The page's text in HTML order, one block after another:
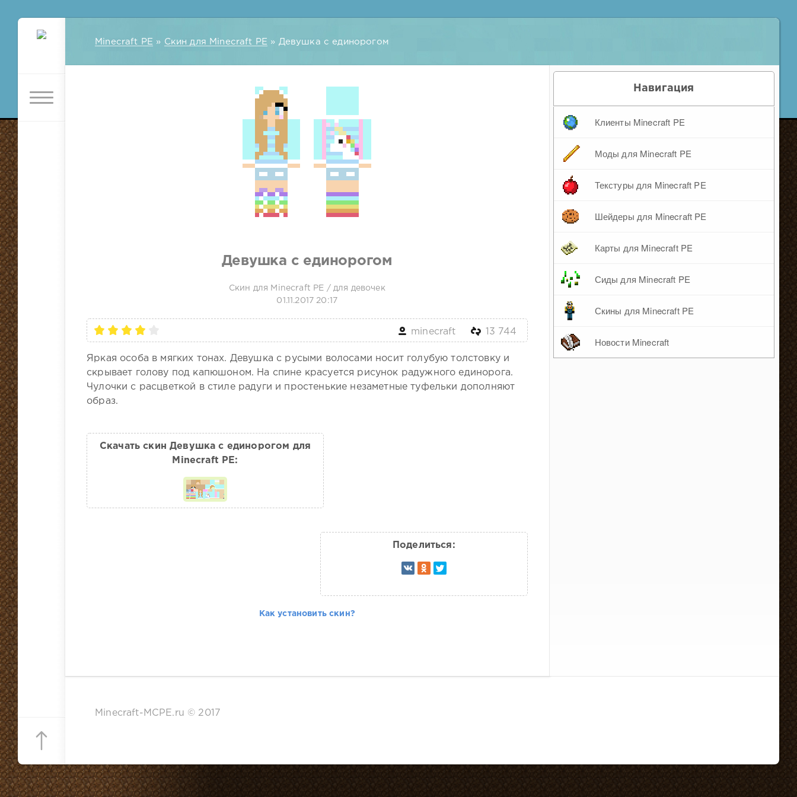
Minecraft PE » Скин для Minecraft PE » Девушка с единорогом
Девушка с единорогом
Скин для Minecraft PE / для девочек
01.11.2017 20:17
minecraft 13 744
Яркая особа в мягких тонах. Девушка с русыми волосами носит голубую толстовку и
скрывает голову под капюшоном. На спине красуется рисунок радужного единорога.
Чулочки с расцветкой в стиле радуги и простенькие незаметные туфельки дополняют
образ.
Скачать скин Девушка с единорогом для
Minecraft PE:
Поделиться:
Как установить скин?
Навигация
Клиенты Minecraft PE
Моды для Minecraft PE
Текстуры для Minecraft PE
Шейдеры для Minecraft PE
Карты для Minecraft PE
Сиды для Minecraft PE
Скины для Minecraft PE
Новости Minecraft
Minecraft-MCPE.ru © 2017